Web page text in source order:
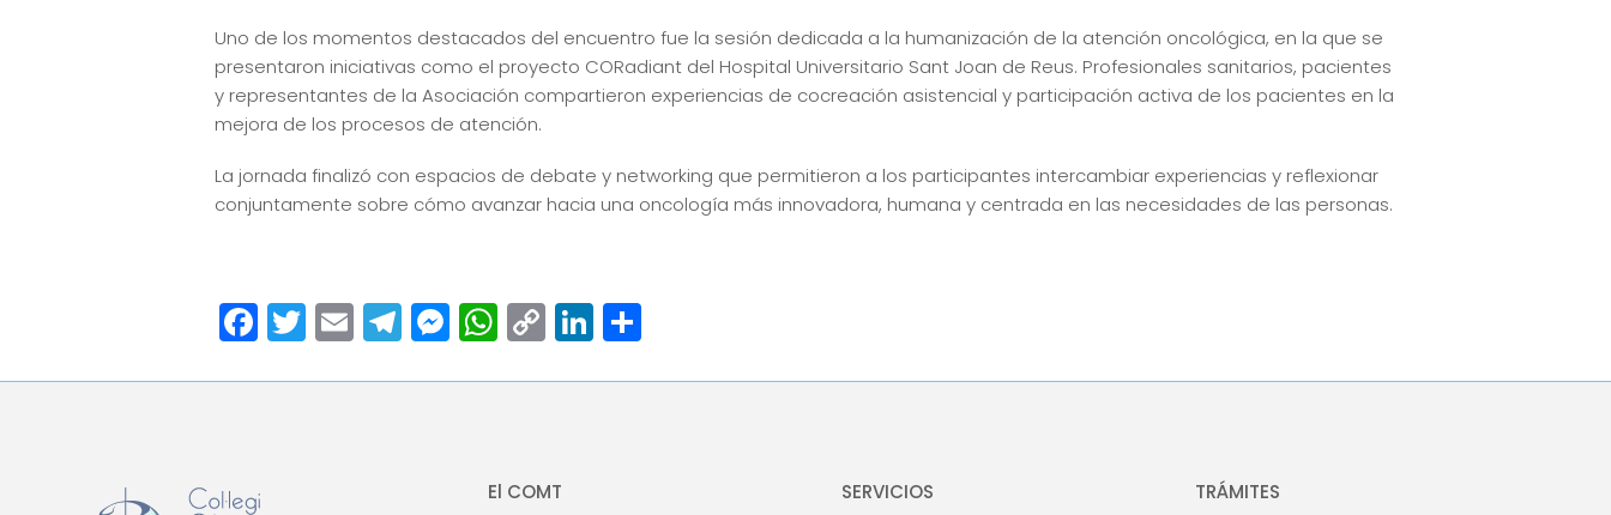
Uno de los momentos destacados del encuentro fue la sesión dedicada a la humanización de la atención oncológica, en la que se
presentaron iniciativas como el proyecto CORadiant del Hospital Universitario Sant Joan de Reus. Profesionales sanitarios, pacientes
y representantes de la Asociación compartieron experiencias de cocreación asistencial y participación activa de los pacientes en la
mejora de los procesos de atención.
La jornada finalizó con espacios de debate y networking que permitieron a los participantes intercambiar experiencias y reflexionar
conjuntamente sobre cómo avanzar hacia una oncología más innovadora, humana y centrada en las necesidades de las personas.
Facebook
Twitter
EmailTelegram
Messenger
WhatsApp
Copy
Link
LinkedIn
Compartir
El COMT SERVICIOS TRÁMITES